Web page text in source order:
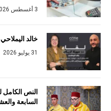
3 أغسطس 2026
خالد
31 يوليو 2026
النص الكامل
السابعة